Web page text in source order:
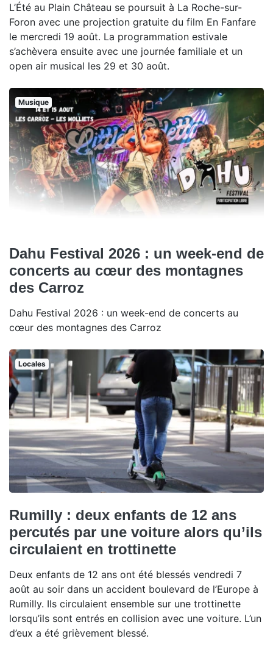
L’Été au Plain Château se poursuit à La Roche-sur-
Foron avec une projection gratuite du film En Fanfare
le mercredi 19 août. La programmation estivale
s’achèvera ensuite avec une journée familiale et un
open air musical les 29 et 30 août.
Musique
Dahu Festival 2026 : un week-end de
concerts au cœur des montagnes
des Carroz
Dahu Festival 2026 : un week-end de concerts au
cœur des montagnes des Carroz
Locales
Rumilly : deux enfants de 12 ans
percutés par une voiture alors qu’ils
circulaient en trottinette
Deux enfants de 12 ans ont été blessés vendredi 7
août au soir dans un accident boulevard de l’Europe à
Rumilly. Ils circulaient ensemble sur une trottinette
lorsqu’ils sont entrés en collision avec une voiture. L’un
d’eux a été grièvement blessé.